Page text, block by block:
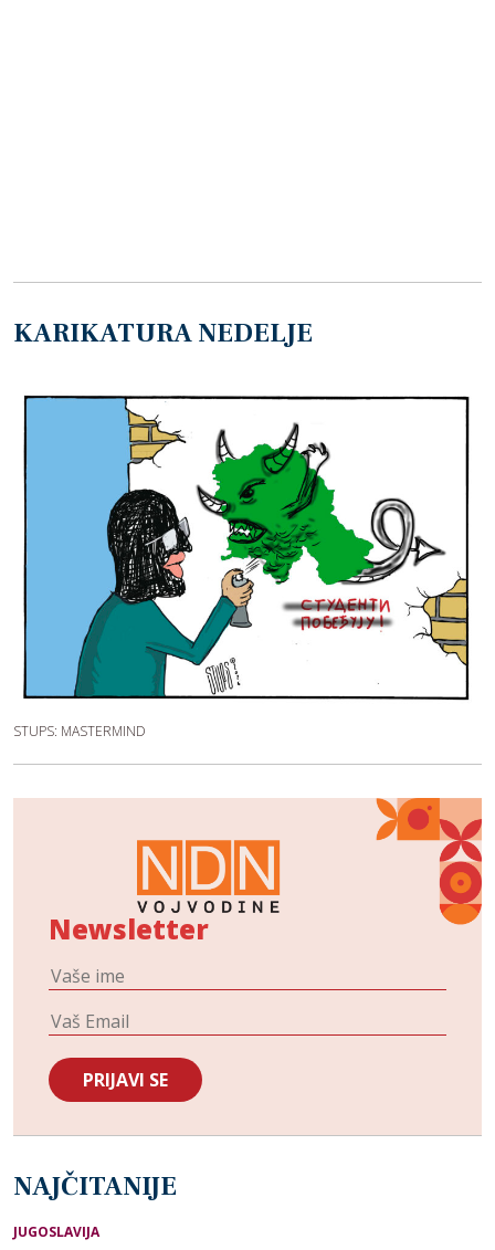
KARIKATURA NEDELJE
STUPS: MASTERMIND
Newsletter
NAJČITANIJE
JUGOSLAVIJA